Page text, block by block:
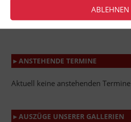
ABLEHNEN
▸ ANSTEHENDE TERMINE
Aktuell keine anstehenden Termine
▸ AUSZÜGE UNSERER GALLERIEN